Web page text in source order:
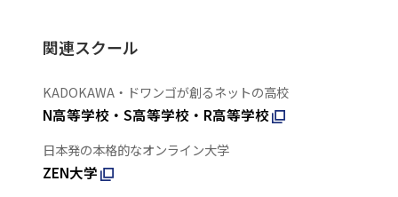
関連スクール
KADOKAWA・ドワンゴが創るネットの高校
N高等学校・S高等学校・R高等学校
日本発の本格的なオンライン大学
ZEN大学